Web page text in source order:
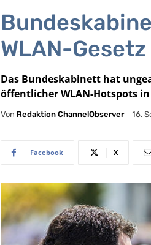
WLAN-
Das Bundeskabinett hat
öffentlicher WLAN-Hotspots
Von Redaktion ChannelObserver 16.
Facebook X